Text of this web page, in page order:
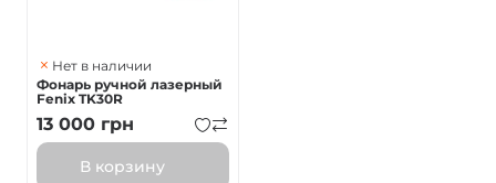
Нет в наличии
Фонарь ручной лазерный
Fenix ​​TK30R
13 000 грн
В корзину